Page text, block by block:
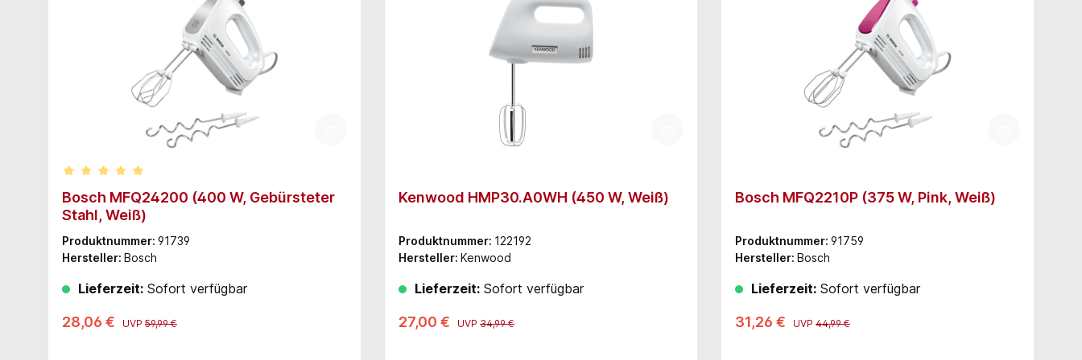
Durchschnittliche Bewertung von 5 von 5 Sternen
Bosch MFQ24200 (400 W, Gebürsteter
Stahl, Weiß)
Produktnummer: 91739
Hersteller: Bosch
Lieferzeit: Sofort verfügbar
28,06 € UVP 59,99 €
Kenwood HMP30.A0WH (450 W, Weiß)
Produktnummer: 122192
Hersteller: Kenwood
Lieferzeit: Sofort verfügbar
27,00 € UVP 34,99 €
Bosch MFQ2210P (375 W, Pink, Weiß)
Produktnummer: 91759
Hersteller: Bosch
Lieferzeit: Sofort verfügbar
31,26 € UVP 44,99 €